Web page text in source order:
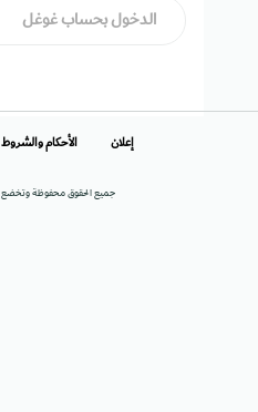
الدخول بحساب غوغل
جميع الحقوق محفوظة وتخضع
إعلان الأحكام والشروط